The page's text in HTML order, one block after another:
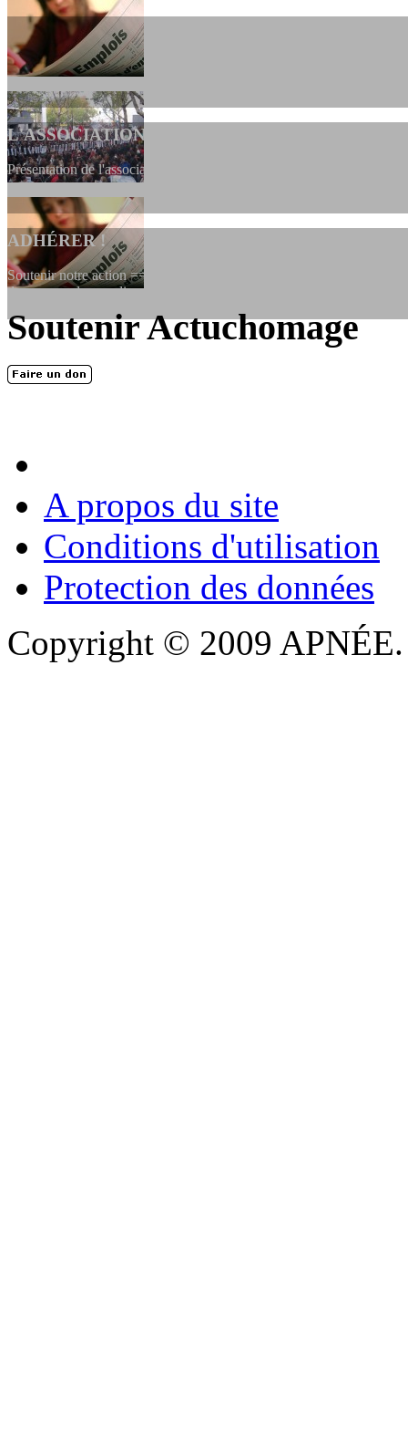
L'ASSOCIATION
Présentation de l'association et de sa charte qui encadre nos actions
ADHÉRER !
Soutenir notre action ==> Si vous souhaitez adhérer à
dessous, en le remplissant et en...
LES FONDATEURS
En 2004, une dizaine de personnes contribuèrent au lancement de
Soutenir Actuchomage
A propos du site
Conditions d'utilisation
Protection des données
Copyright © 2009 APNÉE.